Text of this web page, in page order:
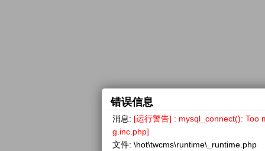
错误信息
消息: [运行警告] : mysql_connect(): Too
g.inc.php]
文件: \hot\twcms\runtime\_runtime.php